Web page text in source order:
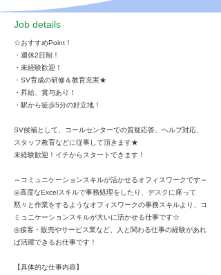
​Job details
☆おすすめPoint！
・週休2日制！
・未経験歓迎！
・SV育成の研修＆教育充実★
・昇給、賞与あり！
・駅から徒歩5分の好立地！
SV候補として、コールセンターでの質疑応答、ヘルプ対応、
スタッフ教育などに従事して頂きます★
未経験歓迎！イチからスタートできます！
～コミュニケーションスキルが活かせるオフィスワークです～
◎高度なExcelスキルで事務処理をしたり、デスクに座って
黙々と作業をするようなオフィスワークの事務スキルより、コ
ミュニケーションスキルが大いに活かせる仕事です☆
◎接客・販売やサービス業など、人と関わる仕事の経験があれ
ば活躍できるお仕事です！
【具体的な仕事内容】